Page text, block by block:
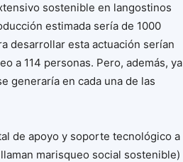
sostenible en langostinos
estimada sería de 1000
desarrollar esta actuación serían
a 114 personas. Pero, además, ya
generaría en cada una de las
de apoyo y soporte tecnológico a
marisqueo social sostenible)